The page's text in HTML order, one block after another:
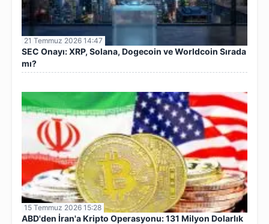
21 Temmuz 2026 14:47
SEC Onayı: XRP, Solana, Dogecoin ve Worldcoin Sırada
mı?
15 Temmuz 2026 15:28
ABD'den İran'a Kripto Operasyonu: 131 Milyon Dolarlık